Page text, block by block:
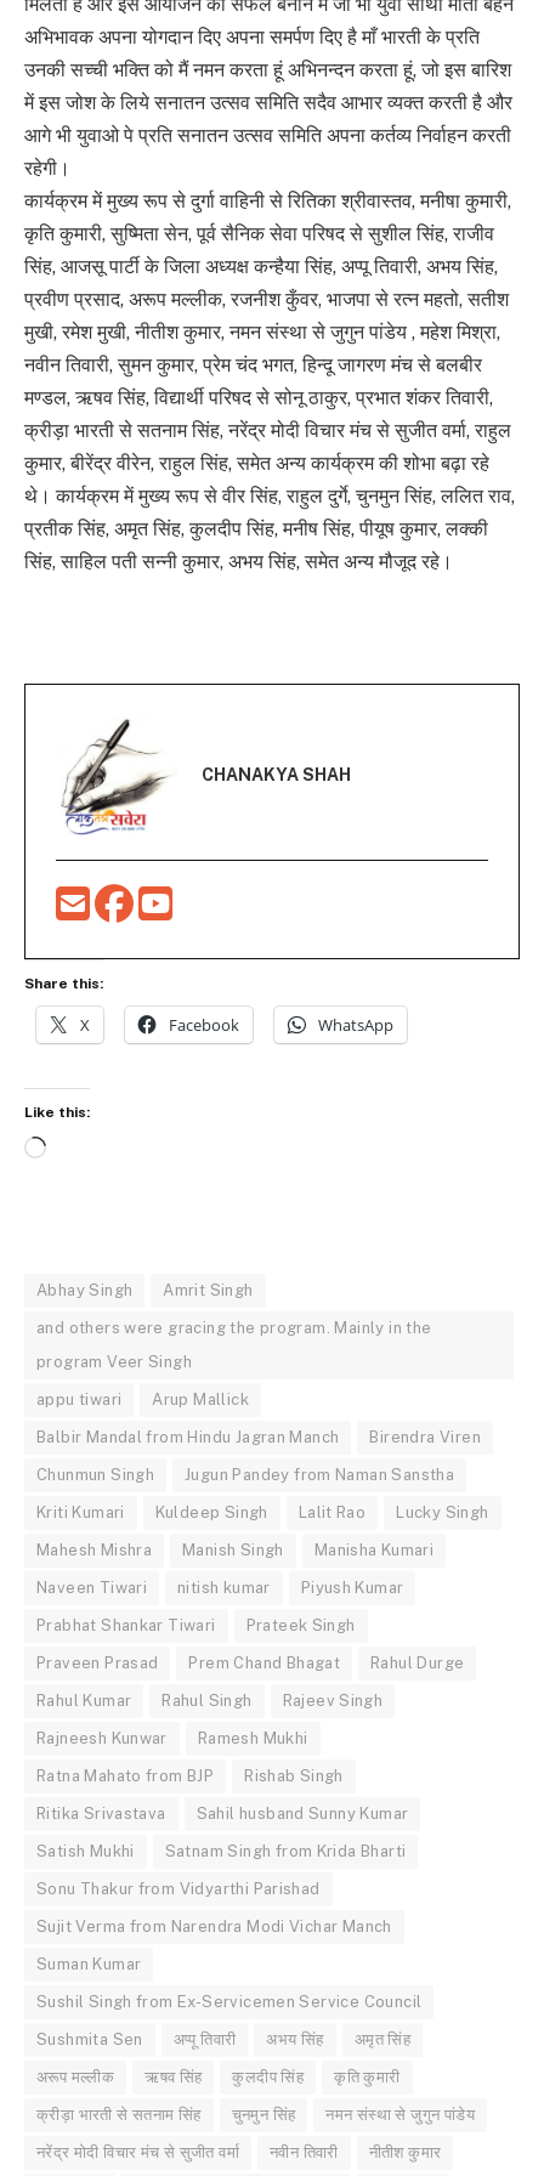
मिलता है और इस आयोजन को सफल बनाने में जो भी युवा साथी माता बहने
अभिभावक अपना योगदान दिए अपना समर्पण दिए है माँ भारती के प्रति
उनकी सच्ची भक्ति को मैं नमन करता हूं अभिनन्दन करता हूं, जो इस बारिश
में इस जोश के लिये सनातन उत्सव समिति सदैव आभार व्यक्त करती है और
आगे भी युवाओ पे प्रति सनातन उत्सव समिति अपना कर्तव्य निर्वाहन करती
रहेगी।
कार्यक्रम में मुख्य रूप से दुर्गा वाहिनी से रितिका श्रीवास्तव, मनीषा कुमारी,
कृति कुमारी, सुष्मिता सेन, पूर्व सैनिक सेवा परिषद से सुशील सिंह, राजीव
सिंह, आजसू पार्टी के जिला अध्यक्ष कन्हैया सिंह, अप्पू तिवारी, अभय सिंह,
प्रवीण प्रसाद, अरूप मल्लीक, रजनीश कुँवर, भाजपा से रत्न महतो, सतीश
मुखी, रमेश मुखी, नीतीश कुमार, नमन संस्था से जुगुन पांडेय , महेश मिश्रा,
नवीन तिवारी, सुमन कुमार, प्रेम चंद भगत, हिन्दू जागरण मंच से बलबीर
मण्डल, ऋषव सिंह, विद्यार्थी परिषद से सोनू ठाकुर, प्रभात शंकर तिवारी,
क्रीड़ा भारती से सतनाम सिंह, नरेंद्र मोदी विचार मंच से सुजीत वर्मा, राहुल
कुमार, बीरेंद्र वीरेन, राहुल सिंह, समेत अन्य कार्यक्रम की शोभा बढ़ा रहे
थे। कार्यक्रम में मुख्य रूप से वीर सिंह, राहुल दुर्गे, चुनमुन सिंह, ललित राव,
प्रतीक सिंह, अमृत सिंह, कुलदीप सिंह, मनीष सिंह, पीयूष कुमार, लक्की
सिंह, साहिल पती सन्नी कुमार, अभय सिंह, समेत अन्य मौजूद रहे।
CHANAKYA SHAH
Share this:
X Facebook WhatsApp
Like this:
Loading…
Abhay Singh Amrit Singh
and others were gracing the program. Mainly in the
program Veer Singh
appu tiwari Arup Mallick
Balbir Mandal from Hindu Jagran Manch Birendra Viren
Chunmun Singh Jugun Pandey from Naman Sanstha
Kriti Kumari Kuldeep Singh Lalit Rao Lucky Singh
Mahesh Mishra Manish Singh Manisha Kumari
Naveen Tiwari nitish kumar Piyush Kumar
Prabhat Shankar Tiwari Prateek Singh
Praveen Prasad Prem Chand Bhagat Rahul Durge
Rahul Kumar Rahul Singh Rajeev Singh
Rajneesh Kunwar Ramesh Mukhi
Ratna Mahato from BJP Rishab Singh
Ritika Srivastava Sahil husband Sunny Kumar
Satish Mukhi Satnam Singh from Krida Bharti
Sonu Thakur from Vidyarthi Parishad
Sujit Verma from Narendra Modi Vichar Manch
Suman Kumar
Sushil Singh from Ex-Servicemen Service Council
Sushmita Sen अप्पू तिवारी अभय सिंह अमृत सिंह
अरूप मल्लीक ऋषव सिंह कुलदीप सिंह कृति कुमारी
क्रीड़ा भारती से सतनाम सिंह चुनमुन सिंह नमन संस्था से जुगुन पांडेय
नरेंद्र मोदी विचार मंच से सुजीत वर्मा नवीन तिवारी नीतीश कुमार